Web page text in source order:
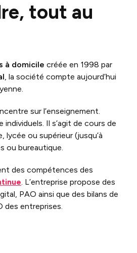
tout au
à domicile créée en 1998 par
, la société compte aujourd’hui
sur l’enseignement.
Il s’agit de cours de
lycée ou supérieur (jusqu’à
ou bureautique.
des compétences des
. L’entreprise propose des
PAO ainsi que des bilans de
des entreprises.